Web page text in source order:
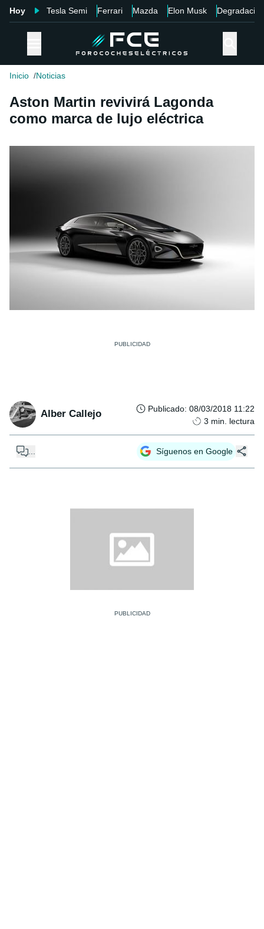
Hoy Tesla Semi Ferrari Mazda Elon Musk Degradación
Inicio Noticias
Aston Martin revivirá Lagonda
como marca de lujo eléctrica
Alber Callejo Publicado: 08/03/2018 11:22
3 min. lectura
Síguenos en Google